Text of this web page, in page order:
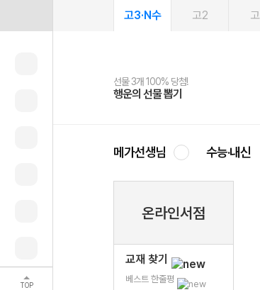
TOP
고3·N수 고2
선물 3개 100% 당첨!
행운의 선물 뽑기
선물 100% 증정!
메가스터디 X 올리브
여름방학 스터디 캐시백
메가런 썸머스쿨
2027 러셀 단과
강사 공개선발
스마트러닝앱
설문 EVENT
메가패스
3일 무료 체험권
메가패스 수강생 무료혜택!
메가클럽 멤버십
사회공헌 캠페인
희망이룸 메가나눔
메가선생님 수능·내신
온라인서점
교재 찾기
베스트 한줄평